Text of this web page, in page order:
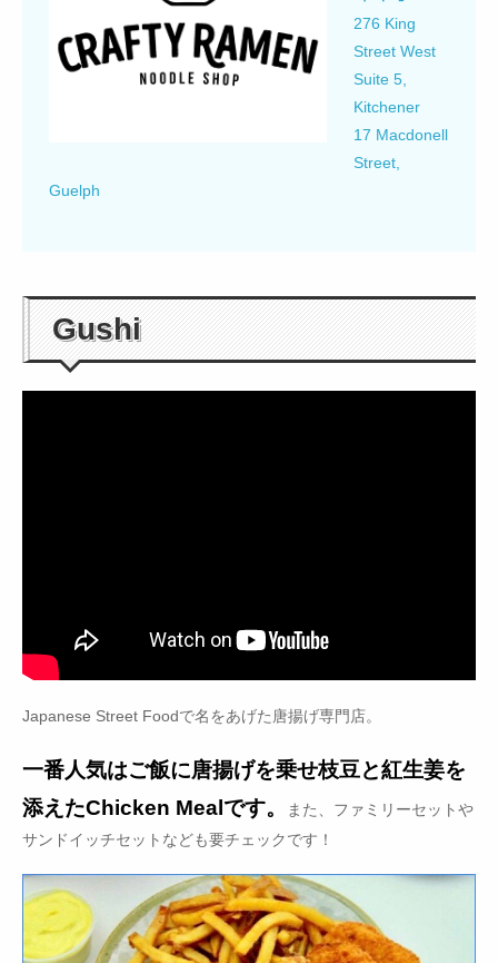
276 King
Street West
Suite 5,
Kitchener
17 Macdonell
Street,
Guelph
Gushi
Japanese Street Foodで名をあげた唐揚げ専門店。
一番人気はご飯に唐揚げを乗せ枝豆と紅生姜を
添えたChicken Mealです。
また、ファミリーセットや
サンドイッチセットなども要チェックです！